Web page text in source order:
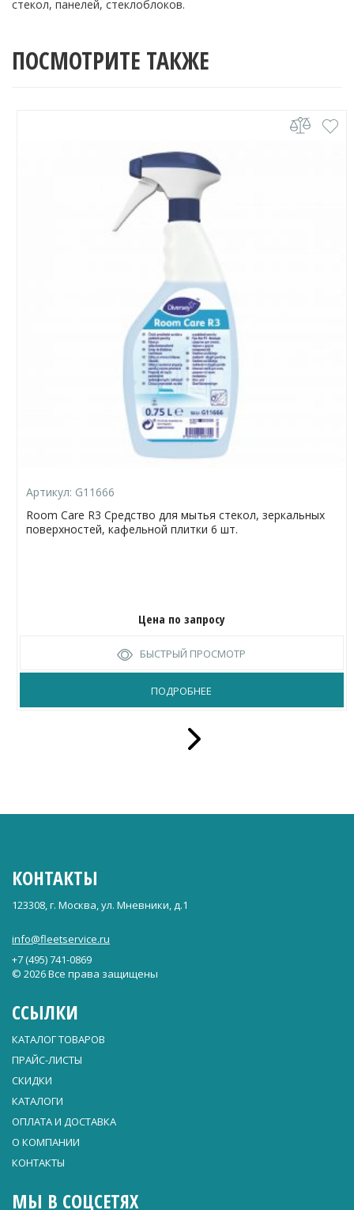
стекол, панелей, стеклоблоков.
ПОСМОТРИТЕ ТАКЖЕ
Артикул: G11666
Room Care R3 Средство для мытья стекол, зеркальных
поверхностей, кафельной плитки 6 шт.
Цена по запросу
БЫСТРЫЙ ПРОСМОТР
ПОДРОБНЕЕ
КОНТАКТЫ
123308, г. Москва, ул. Мневники, д.1
info@fleetservice.ru
+7 (495) 741-0869
© 2026 Все права защищены
ССЫЛКИ
КАТАЛОГ ТОВАРОВ
ПРАЙС-ЛИСТЫ
СКИДКИ
КАТАЛОГИ
ОПЛАТА И ДОСТАВКА
О КОМПАНИИ
КОНТАКТЫ
МЫ В СОЦСЕТЯХ